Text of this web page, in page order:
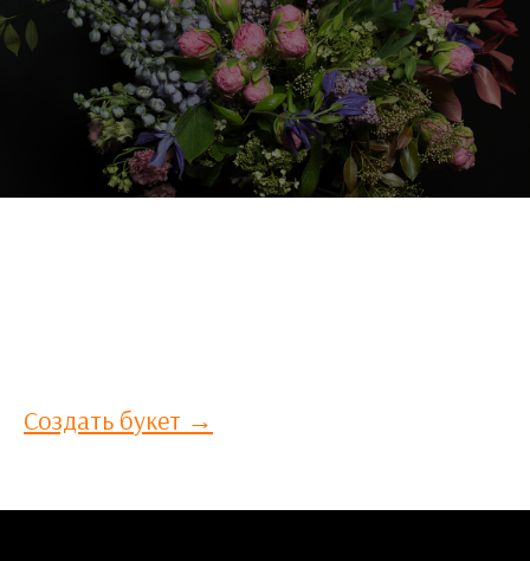
Создать букет →